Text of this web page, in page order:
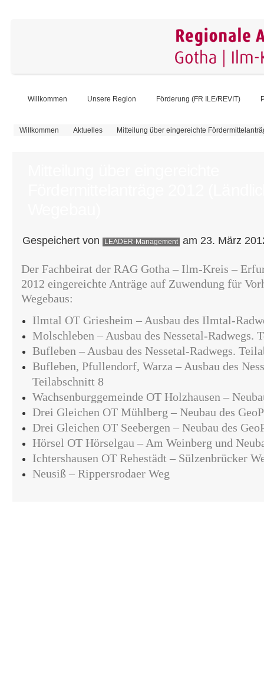
Willkommen Unsere Region Förderung (FR ILE/REVIT)
Sie sind hier
Willkommen Aktuelles Mitteilung über eingereichte
Gespeichert von LEADER-Management am 23. März
Der Fachbeirat der RAG Gotha – Ilm-Kreis –
2012 eingereichte Anträge auf Zuwendung für
Wegebaus:
Ilmtal OT Griesheim – Ausbau des Ilmtal-
Molschleben – Ausbau des Nessetal-Radwegs.
Bufleben – Ausbau des Nessetal-Radwegs.
Bufleben, Pfullendorf, Warza – Ausbau des
Teilabschnitt 8
Wachsenburggemeinde OT Holzhausen –
Drei Gleichen OT Mühlberg – Neubau des
Drei Gleichen OT Seebergen – Neubau des
Hörsel OT Hörselgau – Am Weinberg und
Ichtershausen OT Rehestädt – Sülzenbrücker
Neusiß – Rippersrodaer Weg